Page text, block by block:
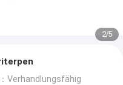
2/5
Verhandlungsfähig